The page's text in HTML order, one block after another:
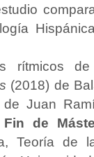
rítmicos
(2018) de
de Juan
de
Teoría de